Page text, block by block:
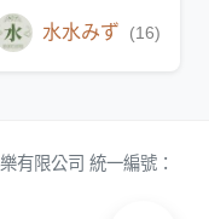
水水みず (16)
限公司 統一編號：